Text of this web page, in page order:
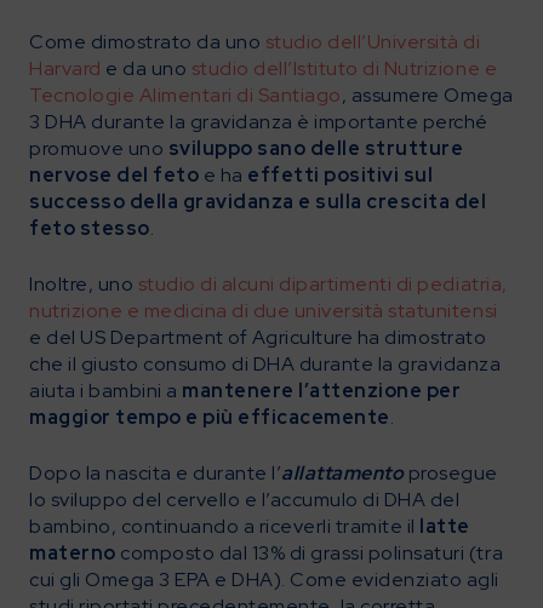
Come dimostrato da uno studio dell’Università di
Harvard e da uno studio dell’Istituto di Nutrizione e
Tecnologie Alimentari di Santiago, assumere Omega
3 DHA durante la gravidanza è importante perché
promuove uno sviluppo sano delle strutture
nervose del feto e ha effetti positivi sul
successo della gravidanza e sulla crescita del
feto stesso.
Inoltre, uno studio di alcuni dipartimenti di pediatria,
nutrizione e medicina di due università statunitensi
e del US Department of Agriculture ha dimostrato
che il giusto consumo di DHA durante la gravidanza
aiuta i bambini a mantenere l’attenzione per
maggior tempo e più efficacemente.
Dopo la nascita e durante l’allattamentoprosegue
lo sviluppo del cervello e l’accumulo di DHA del
bambino, continuando a riceverli tramite il latte
materno composto dal 13% di grassi polinsaturi (tra
cui gli Omega 3 EPA e DHA). Come evidenziato agli